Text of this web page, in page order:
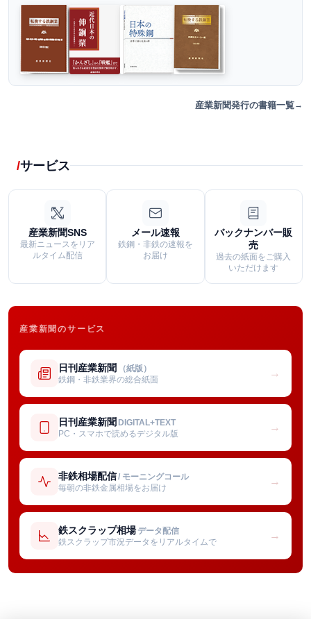
産業新聞発行の書籍一覧
サービス
産業新聞SNS
最新ニュースをリア
ルタイム配信
メール速報
鉄鋼・非鉄の速報を
お届け
バックナンバー販
売
過去の紙面をご購入
いただけます
産業新聞のサービス
日刊産業新聞 （紙版）
鉄鋼・非鉄業界の総合紙面
→
日刊産業新聞 DIGITAL+TEXT
PC・スマホで読めるデジタル版
→
非鉄相場配信/ モーニングコール
毎朝の非鉄金属相場をお届け
→
鉄スクラップ相場 データ配信
鉄スクラップ市況データをリアルタイムで
→